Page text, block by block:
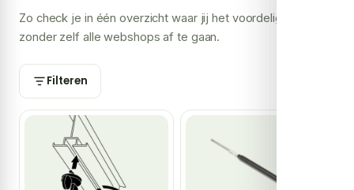
Zo check je in één overzicht waar jij het voordeligst uitbent,
zonder zelf alle webshops af te gaan.
Filteren